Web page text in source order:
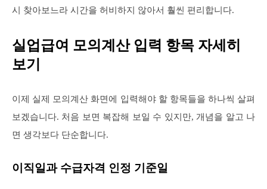
시 찾아보느라 시간을 허비하지 않아서 훨씬 편리합니다.
실업급여 모의계산 입력 항목 자세히
보기
이제 실제 모의계산 화면에 입력해야 할 항목들을 하나씩 살펴
보겠습니다. 처음 보면 복잡해 보일 수 있지만, 개념을 알고 나
면 생각보다 단순합니다.
이직일과 수급자격 인정 기준일